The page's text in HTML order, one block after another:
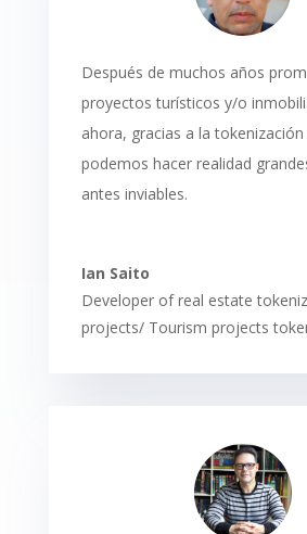
Después de muchos años
proyectos turísticos y/o
ahora, gracias a la tokenización
podemos hacer realidad
antes inviables.
Ian Saito
Developer of real estate
projects/ Tourism projects